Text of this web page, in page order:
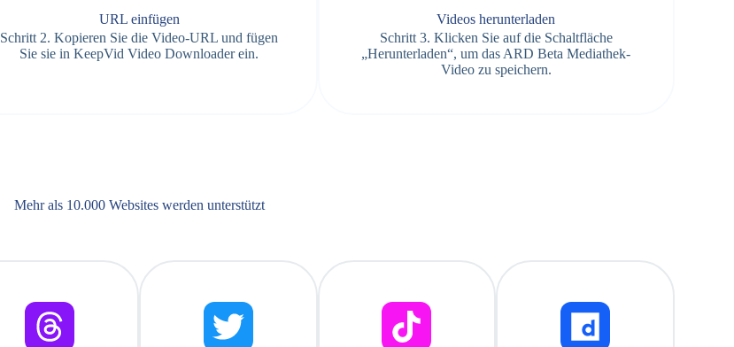
URL einfügen
Schritt 2. Kopieren Sie die Video-URL und fügen
Sie sie in KeepVid Video Downloader ein.
Videos herunterladen
Schritt 3. Klicken Sie auf die Schaltfläche
„Herunterladen“, um das ARD Beta Mediathek-
Video zu speichern.
Mehr als 10.000 Websites werden unterstützt